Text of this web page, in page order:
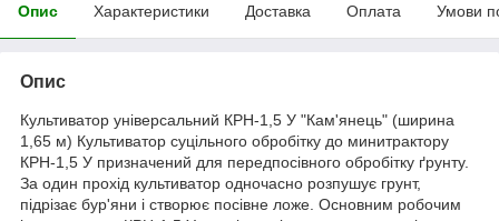
Опис Характеристики Доставка Оплата Умови
Опис
Культиватор універсальний КРН-1,5 У "Кам'янець" (ширина
1,65 м) Культиватор суцільного обробітку до минитрактору
КРН-1,5 У призначений для передпосівного обробітку ґрунту.
За один прохід культиватор одночасно розпушує грунт,
підрізає бур'яни і створює посівне ложе. Основним робочим